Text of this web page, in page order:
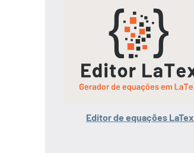
Editor de equações LaTex